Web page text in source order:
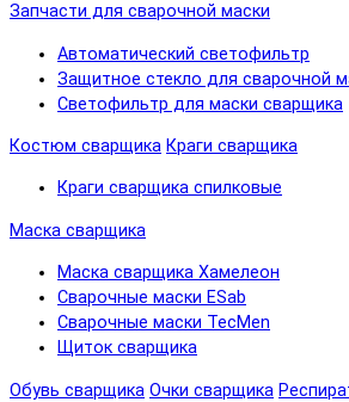
Запчасти для сварочной маски
Автоматический светофильтр
Защитное стекло для сварочной
Светофильтр для маски сварщика
Костюм сварщика Краги сварщика
Краги сварщика спилковые
Маска сварщика
Маска сварщика Хамелеон
Сварочные маски ESab
Сварочные маски TecMen
Щиток сварщика
Обувь сварщика Очки сварщика